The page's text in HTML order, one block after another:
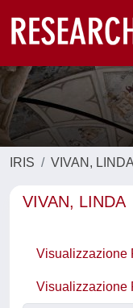
IRIS VIVAN, LINDA
VIVAN, LINDA
Visualizzazione
Visualizzazione